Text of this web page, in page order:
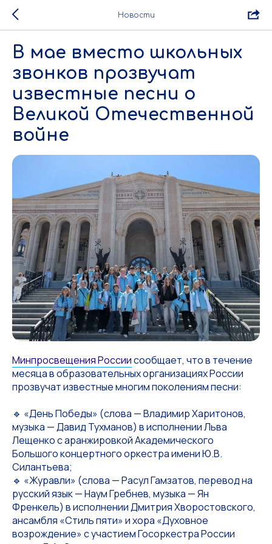
Новости
В мае вместо школьных
звонков прозвучат
известные песни о
Великой Отечественной
войне
Минпросвещения Россиисообщает, что в течение
месяца в образовательных организациях России
прозвучат известные многим поколениям песни:
🔹 «День Победы» (слова — Владимир Харитонов,
музыка — Давид Тухманов) в исполнении Льва
Лещенко с аранжировкой Академического
Большого концертного оркестра имени Ю.В.
Силантьева;
🔹 «Журавли» (слова — Расул Гамзатов, перевод на
русский язык — Наум Гребнев, музыка — Ян
Френкель) в исполнении Дмитрия Хворостовского,
ансамбля «Стиль пяти» и хора «Духовное
возрождение» с участием Госоркестра России